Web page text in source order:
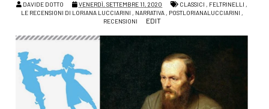
DAVIDE DOTTO VENERDÌ, SETTEMBRE 11, 2020 CLASSICI , FELTRINELLI ,
LE RECENSIONI DI LORIANA LUCCIARINI , NARRATIVA, POSTLORIANALUCCIARINI ,
RECENSIONI
EDIT